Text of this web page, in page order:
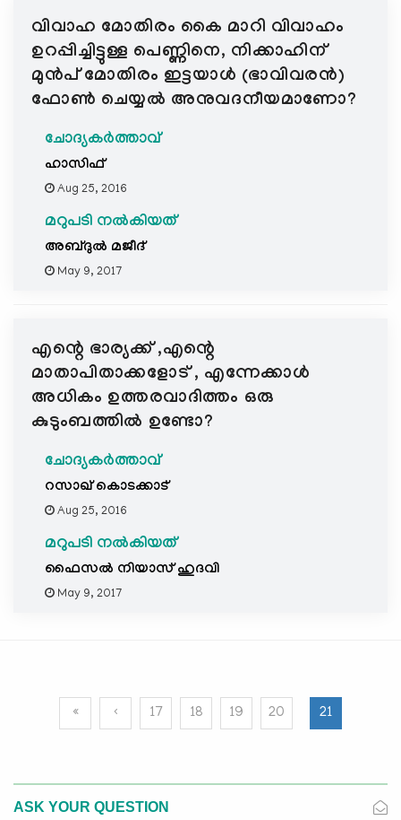
വിവാഹ മോതിരം കൈ മാറി വിവാഹം
ഉറപ്പിച്ചിട്ടുള്ള പെണ്ണിനെ, നിക്കാഹിന്
മുന്‍പ്‌ മോതിരം ഇട്ടയാള്‍ (ഭാവിവരന്‍)
ഫോണ്‍ ചെയ്യല്‍ അനുവദനീയമാണോ?
ചോദ്യകർത്താവ്
ഹാസിഫ്
Aug 25, 2016
മറുപടി നൽകിയത്
അബ്ദുല്‍ മജീദ്
May 9, 2017
എന്റെ ഭാര്യക്ക് ,എന്റെ
മാതാപിതാക്കളോട് , എന്നേക്കാള്‍
അധികം ഉത്തരവാദിത്തം ഒരു
കുടുംബത്തില്‍ ഉണ്ടോ?
ചോദ്യകർത്താവ്
റസാഖ്‌ കൊടക്കാട്
Aug 25, 2016
മറുപടി നൽകിയത്
ഫൈസല്‍ നിയാസ്‌ ഹുദവി
May 9, 2017
« ‹ 17 18 19 20 21
ASK YOUR QUESTION